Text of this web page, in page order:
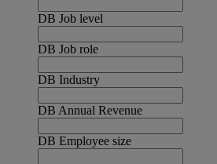
DB Job level
DB Job role
DB Industry
DB Annual Revenue
DB Employee size